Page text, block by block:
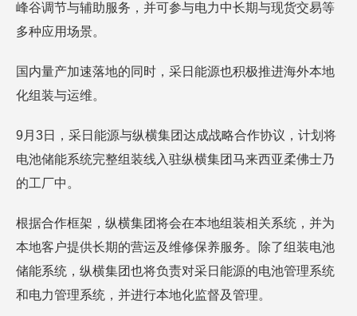
峰谷调节与辅助服务，并可参与电力中长期与现货交易等
多种应用场景。
国内量产加速落地的同时，采日能源也积极推进海外本地
化组装与运维。
9月3日，采日能源与纵横集团达成战略合作协议，计划将
电池储能系统完整组装线入驻纵横集团马来西亚柔佛士乃
的工厂中。
根据合作框架，纵横集团将会在本地组装相关系统，并为
本地客户提供长期的营运及维修保养服务。除了组装电池
储能系统，纵横集团也将负责对采日能源的电池管理系统
和电力管理系统，并进行本地化监督及管理。